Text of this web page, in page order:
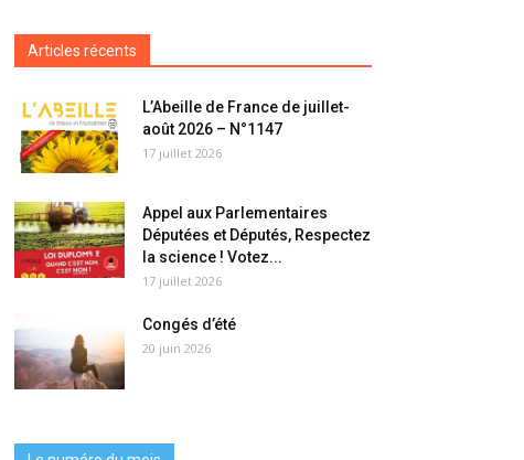
Articles récents
L’Abeille de France de juillet-
août 2026 – N°1147
17 juillet 2026
Appel aux Parlementaires
Députées et Députés, Respectez
la science ! Votez...
17 juillet 2026
Congés d’été
20 juin 2026